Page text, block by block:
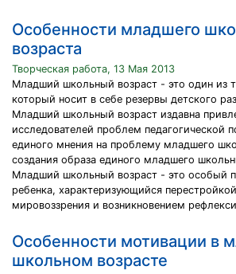
Особенности младшего
возраста
Творческая работа, 13 Мая 2013
Младший школьный возраст - это один из
который носит в себе резервы детского
Младший школьный возраст издавна
исследователей проблем педагогической
единого мнения на проблему младшего
создания образа единого младшего
Младший школьный возраст - это особый
ребенка, характеризующийся
мировоззрения и возникновением
Особенности мотивации в
школьном возрасте